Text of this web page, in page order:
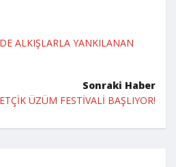
ALKIŞLARLA YANKILANAN
Sonraki Haber
ÜZÜM FESTİVALİ BAŞLIYOR!